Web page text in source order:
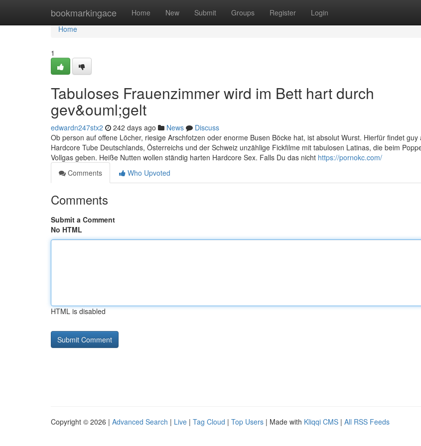
bookmarkingace Home New Submit Groups Register Login
Home
Home
1
Tabuloses Frauenzimmer wird im Bett hart durch
gev&ouml;gelt
edwardn247stx2 242 days ago News
Discuss
Ob person auf offene Löcher, riesige Arschfotzen oder enorme Busen Böcke hat, ist absolut Wurst. Hierfür findet guy
Hardcore Tube Deutschlands, Österreichs und der Schweiz unzählige Fickfilme mit tabulosen Latinas, die beim
Vollgas geben. Heiße Nutten wollen ständig harten Hardcore Sex. Falls Du das nicht https://pornokc.com/
Comments
Who Upvoted
Comments
Submit a Comment
No HTML
HTML is disabled
Copyright © 2026 | Advanced Search | Live | Tag Cloud | Top Users | Made with Kliqqi CMS | All RSS Feeds